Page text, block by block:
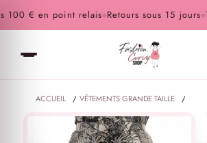
€ en point relais◆Retours sous 15 jours◆
ACCUEIL / VÊTEMENTS GRANDE TAILLE
/
PANTALONS ET JEANS GRANDE TAILLE
PANTALON GRANDE TAILLE EN VISCOSE DE SOIE